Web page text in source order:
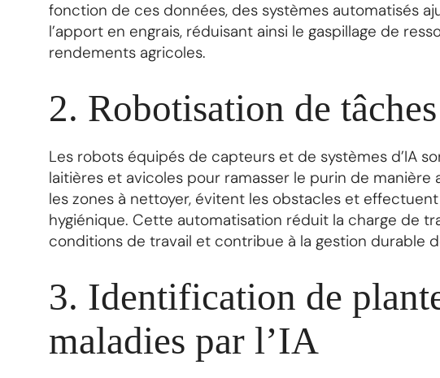
fonction de ces données, des systèmes automatisés
l’apport en engrais, réduisant ainsi le gaspillage de
rendements agricoles.
2. Robotisation de
Les robots équipés de capteurs et de systèmes d’IA
laitières et avicoles pour ramasser le purin de
les zones à nettoyer, évitent les obstacles et
hygiénique. Cette automatisation réduit la charge de
conditions de travail et contribue à la gestion durable
3. Identification de
maladies par l’IA